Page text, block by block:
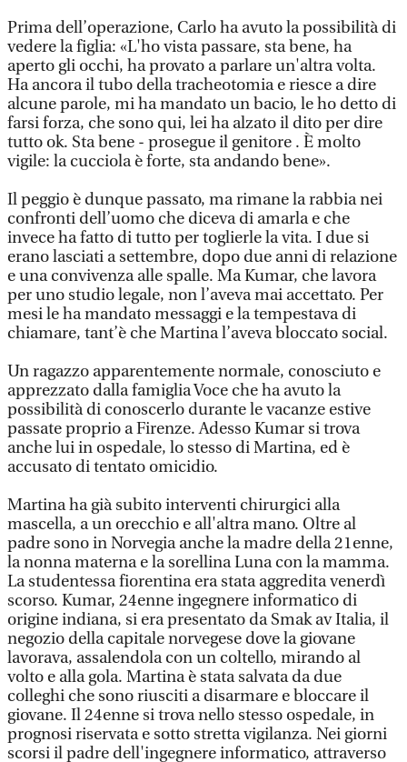
Prima dell’operazione, Carlo ha avuto la possibilità di
vedere la figlia: «L'ho vista passare, sta bene, ha
aperto gli occhi, ha provato a parlare un'altra volta.
Ha ancora il tubo della tracheotomia e riesce a dire
alcune parole, mi ha mandato un bacio, le ho detto di
farsi forza, che sono qui, lei ha alzato il dito per dire
tutto ok. Sta bene - prosegue il genitore . È molto
vigile: la cucciola è forte, sta andando bene».
Il peggio è dunque passato, ma rimane la rabbia nei
confronti dell’uomo che diceva di amarla e che
invece ha fatto di tutto per toglierle la vita. I due si
erano lasciati a settembre, dopo due anni di relazione
e una convivenza alle spalle. Ma Kumar, che lavora
per uno studio legale, non l’aveva mai accettato. Per
mesi le ha mandato messaggi e la tempestava di
chiamare, tant’è che Martina l’aveva bloccato social.
Un ragazzo apparentemente normale, conosciuto e
apprezzato dalla famiglia Voce che ha avuto la
possibilità di conoscerlo durante le vacanze estive
passate proprio a Firenze. Adesso Kumar si trova
anche lui in ospedale, lo stesso di Martina, ed è
accusato di tentato omicidio.
Martina ha già subito interventi chirurgici alla
mascella, a un orecchio e all'altra mano. Oltre al
padre sono in Norvegia anche la madre della 21enne,
la nonna materna e la sorellina Luna con la mamma.
La studentessa fiorentina era stata aggredita venerdì
scorso. Kumar, 24enne ingegnere informatico di
origine indiana, si era presentato da Smak av Italia, il
negozio della capitale norvegese dove la giovane
lavorava, assalendola con un coltello, mirando al
volto e alla gola. Martina è stata salvata da due
colleghi che sono riusciti a disarmare e bloccare il
giovane. Il 24enne si trova nello stesso ospedale, in
prognosi riservata e sotto stretta vigilanza. Nei giorni
scorsi il padre dell'ingegnere informatico, attraverso